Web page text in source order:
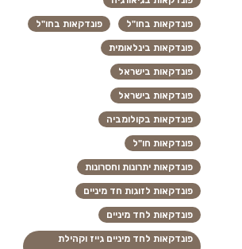
פונדקאות בחו"ל פונדקאות בחו"ל
פונדקאות בינלאומית
פונדקאות בישראל
פונדקאות בישראל
פונדקאות בקולומביה
פונדקאות חו"ל
פונדקאות יתרונות וחסרונות
פונדקאות לזוגות חד מיניים
פונדקאות לחד מיניים
פונדקאות לחד מיניים גייז וקהילת